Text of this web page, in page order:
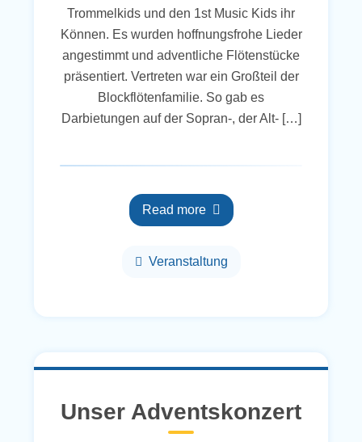
Trommelkids und den 1st Music Kids ihr
Können. Es wurden hoffnungsfrohe Lieder
angestimmt und adventliche Flötenstücke
präsentiert. Vertreten war ein Großteil der
Blockflötenfamilie. So gab es
Darbietungen auf der Sopran-, der Alt- […]
Read more
Veranstaltung
Unser Adventskonzert